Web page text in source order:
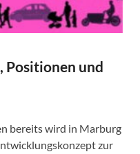
Positionen und
bereits wird in Marburg
zur